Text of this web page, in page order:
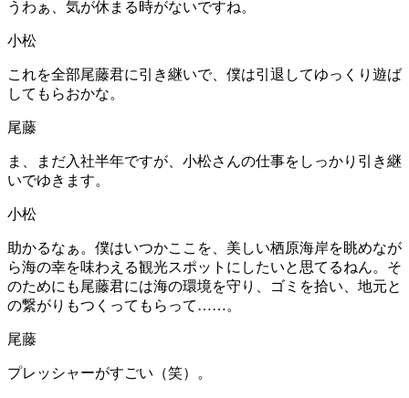
うわぁ、気が休まる時がないですね。
小松
これを全部尾藤君に引き継いで、僕は引退してゆっくり遊ば
してもらおかな。
尾藤
ま、まだ入社半年ですが、小松さんの仕事をしっかり引き継
いでゆきます。
小松
助かるなぁ。僕はいつかここを、美しい栖原海岸を眺めなが
ら海の幸を味わえる観光スポットにしたいと思てるねん。そ
のためにも尾藤君には海の環境を守り、ゴミを拾い、地元と
の繋がりもつくってもらって……。
尾藤
プレッシャーがすごい（笑）。